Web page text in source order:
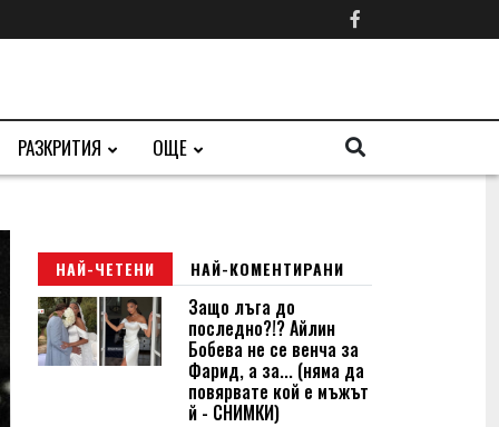
РАЗКРИТИЯ ОЩЕ
НАЙ-ЧЕТЕНИ НАЙ-КОМЕНТИРАНИ
Защо лъга до
последно?!? Айлин
Бобева не се венча за
Фарид, а за... (няма да
повярвате кой е мъжът
й - СНИМКИ)